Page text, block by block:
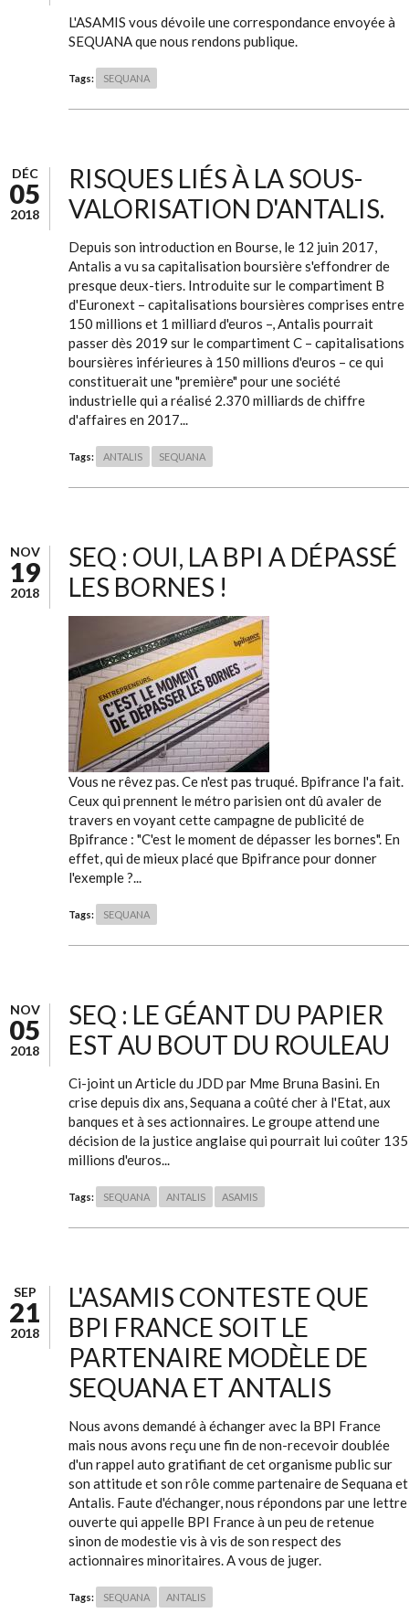
L'ASAMIS vous dévoile une correspondance envoyée à
SEQUANA que nous rendons publique.
Tags: SEQUANA
DÉC
05
2018
RISQUES LIÉS À LA SOUS-
VALORISATION D'ANTALIS.
Depuis son introduction en Bourse, le 12 juin 2017,
Antalis a vu sa capitalisation boursière s'effondrer de
presque deux-tiers. Introduite sur le compartiment B
d'Euronext – capitalisations boursières comprises entre
150 millions et 1 milliard d'euros –, Antalis pourrait
passer dès 2019 sur le compartiment C – capitalisations
boursières inférieures à 150 millions d'euros – ce qui
constituerait une "première" pour une société
industrielle qui a réalisé 2.370 milliards de chiffre
d'affaires en 2017...
Tags: ANTALIS SEQUANA
NOV
19
2018
SEQ : OUI, LA BPI A DÉPASSÉ
LES BORNES !
Vous ne rêvez pas. Ce n'est pas truqué. Bpifrance l'a fait.
Ceux qui prennent le métro parisien ont dû avaler de
travers en voyant cette campagne de publicité de
Bpifrance : "C'est le moment de dépasser les bornes". En
effet, qui de mieux placé que Bpifrance pour donner
l'exemple ?...
Tags: SEQUANA
NOV
05
2018
SEQ : LE GÉANT DU PAPIER
EST AU BOUT DU ROULEAU
Ci-joint un Article du JDD par Mme Bruna Basini. En
crise depuis dix ans, Sequana a coûté cher à l'Etat, aux
banques et à ses actionnaires. Le groupe attend une
décision de la justice anglaise qui pourrait lui coûter 135
millions d'euros...
Tags: SEQUANA ANTALIS ASAMIS
SEP
21
2018
L'ASAMIS CONTESTE QUE
BPI FRANCE SOIT LE
PARTENAIRE MODÈLE DE
SEQUANA ET ANTALIS
Nous avons demandé à échanger avec la BPI France
mais nous avons reçu une fin de non-recevoir doublée
d'un rappel auto gratifiant de cet organisme public sur
son attitude et son rôle comme partenaire de Sequana et
Antalis. Faute d'échanger, nous répondons par une lettre
ouverte qui appelle BPI France à un peu de retenue
sinon de modestie vis à vis de son respect des
actionnaires minoritaires. A vous de juger.
Tags: SEQUANA ANTALIS